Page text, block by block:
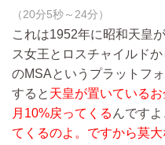
（20分5秒～24分）
これは1952年に昭和天皇
ス女王とロスチャイルド
のMSAというプラットフ
すると 天皇が置いているお
月10%戻ってくる んですよ
てくるのよ。ですから莫